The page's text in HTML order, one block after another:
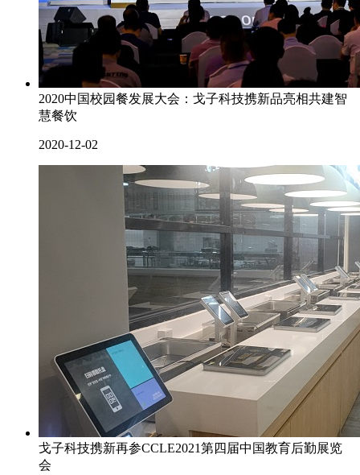
2020中国校园餐发展大会：戈子科技携新品亮相共建智
慧餐饮
2020-12-02
戈子科技携新再参CCLE2021第四届中国教育后勤展览
会